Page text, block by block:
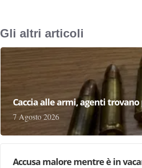
Gli altri articoli
Caccia alle armi, agenti
7 Agosto 2026
Accusa malore mentre è in